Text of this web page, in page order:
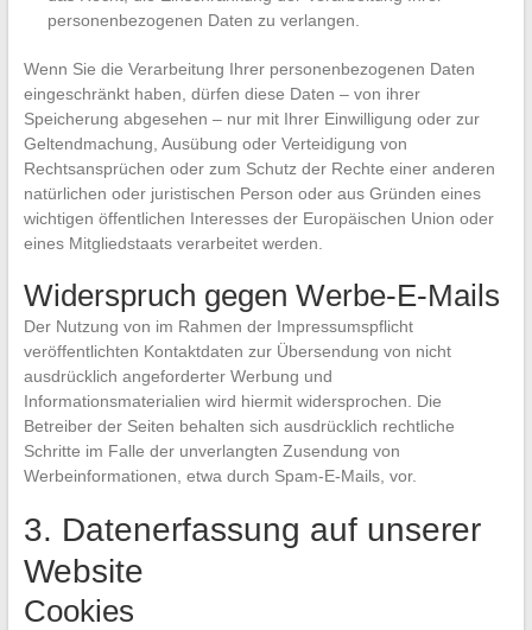
personenbezogenen Daten zu verlangen.
Wenn Sie die Verarbeitung Ihrer personenbezogenen Daten
eingeschränkt haben, dürfen diese Daten – von ihrer
Speicherung abgesehen – nur mit Ihrer Einwilligung oder zur
Geltendmachung, Ausübung oder Verteidigung von
Rechtsansprüchen oder zum Schutz der Rechte einer anderen
natürlichen oder juristischen Person oder aus Gründen eines
wichtigen öffentlichen Interesses der Europäischen Union oder
eines Mitgliedstaats verarbeitet werden.
Widerspruch gegen Werbe-E-Mails
Der Nutzung von im Rahmen der Impressumspflicht
veröffentlichten Kontaktdaten zur Übersendung von nicht
ausdrücklich angeforderter Werbung und
Informationsmaterialien wird hiermit widersprochen. Die
Betreiber der Seiten behalten sich ausdrücklich rechtliche
Schritte im Falle der unverlangten Zusendung von
Werbeinformationen, etwa durch Spam-E-Mails, vor.
3. Datenerfassung auf unserer
Website
Cookies